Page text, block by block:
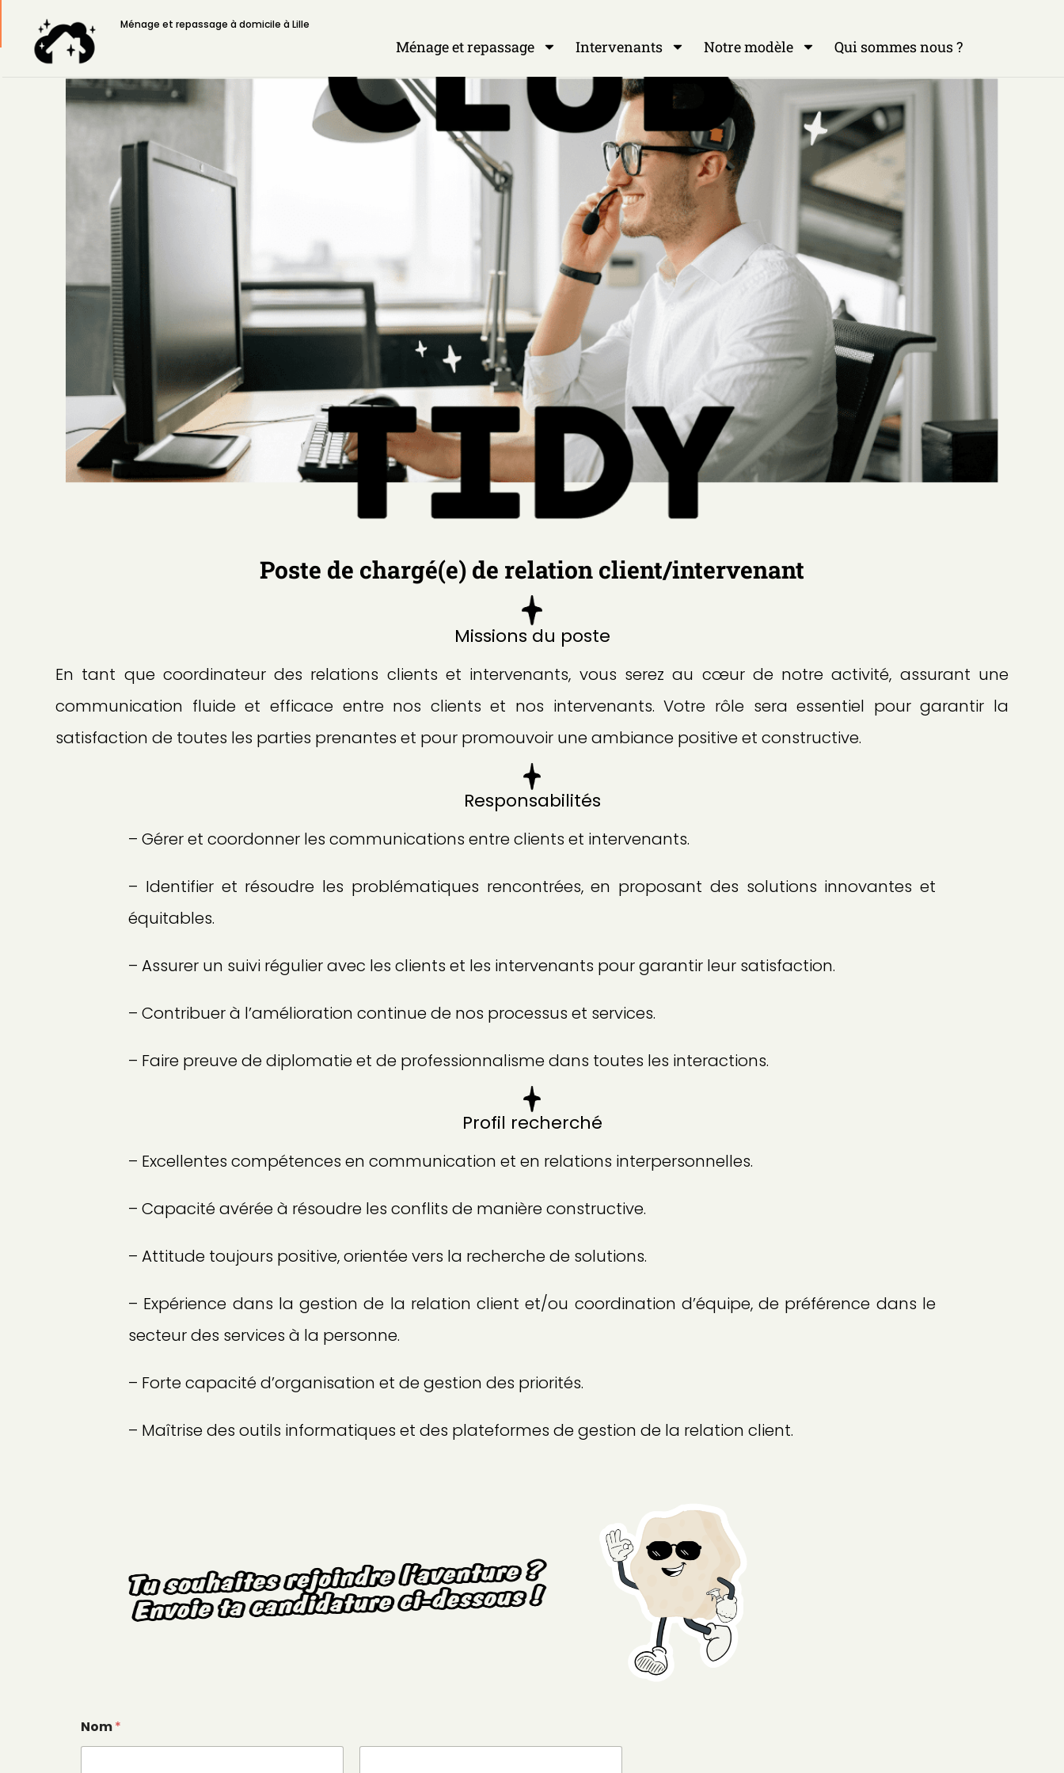
Ménage et repassage
à domicile
Ménage et repassage Intervenants Notre modèle Qui sommes nous ?
Ménage et repassage à domicile à Lille
Poste de chargé(e) de relation client/intervenant
Missions du poste
En tant que coordinateur des relations clients et intervenants, vous serez au cœur de notre activité, assurant une
communication fluide et efficace entre nos clients et nos intervenants. Votre rôle sera essentiel pour garantir la
satisfaction de toutes les parties prenantes et pour promouvoir une ambiance positive et constructive.
Responsabilités
– Gérer et coordonner les communications entre clients et intervenants.
– Identifier et résoudre les problématiques rencontrées, en proposant des solutions innovantes et
équitables.
– Assurer un suivi régulier avec les clients et les intervenants pour garantir leur satisfaction.
– Contribuer à l’amélioration continue de nos processus et services.
– Faire preuve de diplomatie et de professionnalisme dans toutes les interactions.
Profil recherché
– Excellentes compétences en communication et en relations interpersonnelles.
– Capacité avérée à résoudre les conflits de manière constructive.
– Attitude toujours positive, orientée vers la recherche de solutions.
– Expérience dans la gestion de la relation client et/ou coordination d’équipe, de préférence dans le
secteur des services à la personne.
– Forte capacité d’organisation et de gestion des priorités.
– Maîtrise des outils informatiques et des plateformes de gestion de la relation client.
Nom*